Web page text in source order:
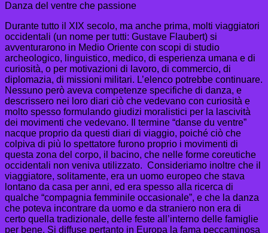
Danza del ventre che passione
Durante tutto il XIX secolo, ma anche prima, molti viaggiatori
occidentali (un nome per tutti: Gustave Flaubert) si
avventurarono in Medio Oriente con scopi di studio
archeologico, linguistico, medico, di esperienza umana e di
curiosità, o per motivazioni di lavoro, di commercio, di
diplomazia, di missioni militari. L’elenco potrebbe continuare.
Nessuno però aveva competenze specifiche di danza, e
descrissero nei loro diari ciò che vedevano con curiosità e
molto spesso formulando giudizi moralistici per la lascività
dei movimenti che vedevano. Il termine “danse du ventre”
nacque proprio da questi diari di viaggio, poiché ciò che
colpiva di più lo spettatore furono proprio i movimenti di
questa zona del corpo, il bacino, che nelle forme coreutiche
occidentali non veniva utilizzato. Consideriamo inoltre che il
viaggiatore, solitamente, era un uomo europeo che stava
lontano da casa per anni, ed era spesso alla ricerca di
qualche “compagnia femminile occasionale”, e che la danza
che poteva incontrare da uomo e da straniero non era di
certo quella tradizionale, delle feste all’interno delle famiglie
per bene. Si diffuse pertanto in Europa la fama peccaminosa